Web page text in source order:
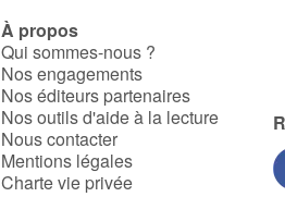
À propos
Qui sommes-nous ?
Nos engagements
Nos éditeurs partenaires
Nos outils d'aide à la lecture
Nous contacter
Mentions légales
Charte vie privée